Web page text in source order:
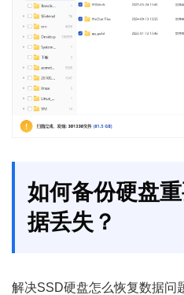
如何备份硬盘
据丢失？
解决SSD硬盘怎么恢复数据问